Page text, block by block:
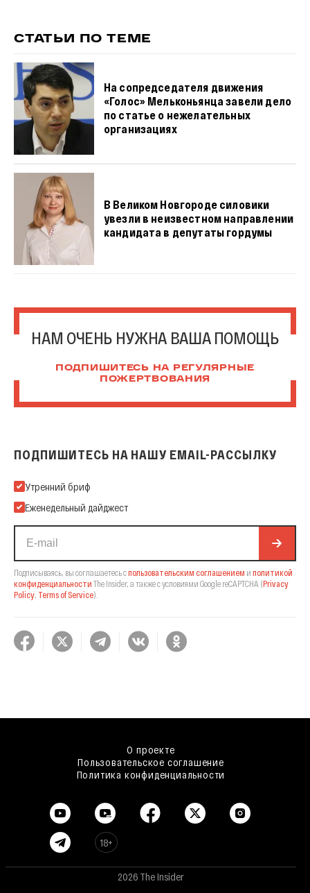
СТАТЬИ ПО ТЕМЕ
На сопредседателя движения
«Голос» Мельконьянца завели дело
по статье о нежелательных
организациях
В Великом Новгороде силовики
увезли в неизвестном направлении
кандидата в депутаты гордумы
НАМ ОЧЕНЬ НУЖНА ВАША ПОМОЩЬ
ПОДПИШИТЕСЬ НА РЕГУЛЯРНЫЕ
ПОЖЕРТВОВАНИЯ
ПОДПИШИТЕСЬ НА НАШУ EMAIL-РАССЫЛКУ
Подпишитесь на нашу Email-рассылку
Утренний бриф
Еженедельный дайджест
Подписываясь, вы соглашаетесь спользовательским соглашением и политикой
конфиденциальности The Insider, а также с условиями Google reCAPTCHA (Privacy
Policy Terms of Service).
О проекте
Пользовательское соглашение
Политика конфиденциальности
18+
2026 The Insider